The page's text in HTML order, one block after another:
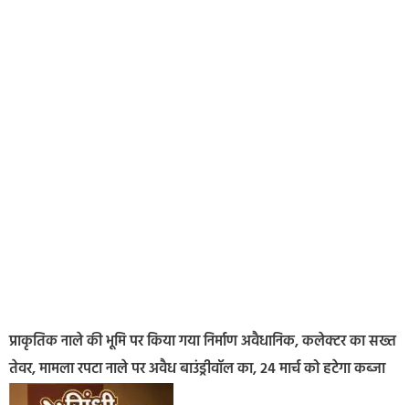
प्राकृतिक नाले की भूमि पर किया गया निर्माण अवैधानिक, कलेक्टर का सख्त
तेवर, मामला रपटा नाले पर अवैध बाउंड्रीवॉल का, 24 मार्च को हटेगा कब्जा